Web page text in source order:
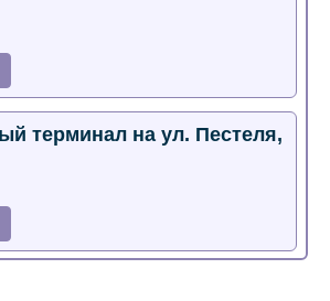
терминал на ул. Пестеля,